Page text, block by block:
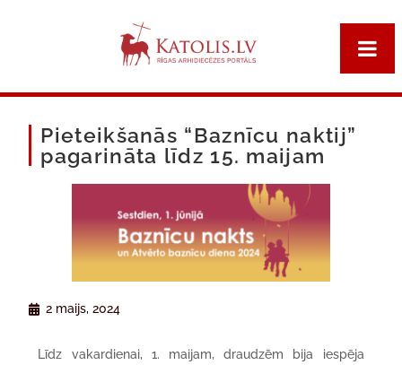
Pieteikšanās “Baznīcu naktij”
pagarināta līdz 15. maijam
2 maijs, 2024
Līdz vakardienai, 1. maijam, draudzēm bija iespēja